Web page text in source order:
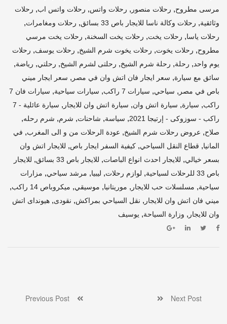
مرسى مطروح, رحلات منصور , رحلات واتس, رحلات واتس اب, رحلات
وثائقية, رحلات وكالة ناسا للايجار باص 33 بسائق , رحلات ومغامرات,
رحلات ياسا, رحلات يخت, رحلات يخت السخنة, رحلات يخت مرسي
مطروح, رحلات يخوت, رحلات يخوت شرم الشيخ, رحلات يوسف, رحلات
يوم واحد, رحلة, رحلة شرم الشيخ, رحلتى لشرم الشيخ, رحلتي, رياضة,
سائق مع سيارة, سعر ايجار فان اتش وان في مصر , سعر ايجار ميني
باص في مصر , سياحي, سيارات 7 راكب , سيارات سياحية,
سيارات فان 7
راكب, سيارة, سيارة اتش وان, سيارة اتش وان للايجار ,
سيارة عائلية - 7
راكب - سوزوكى - إرتيجا 2021
, سياسة, شاحنات, شرم, شرم رحله,
صلاح, عروض رحلات شرم الشيخ, عودة الرحلات من و الى المغرب, في
المانيا, قطاع النقل السياحي, كيفية السفر ايجار باص, للايجار اتش وان
بسعر خيالي, للايجار احدث انواع الباصات, للايجار باص 33 بسائق , للايجار
باص 33 للرحلات لسياحية
, لوازم رحلات, ليبيا, مرشد سياحي, مزارات
سياحية, مسلسلات حب للايجار , موريتانيا, موسيقي, ميكروباص 14 راكب ,
ميني فان اتش وان للايجار , نقل السياحي بمراكش, نقودى, هيونداى اتش
وان للايجار , وزارة السياحة, يوسيف
Next Post